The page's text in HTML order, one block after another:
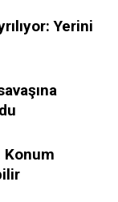
Yerini
Konum